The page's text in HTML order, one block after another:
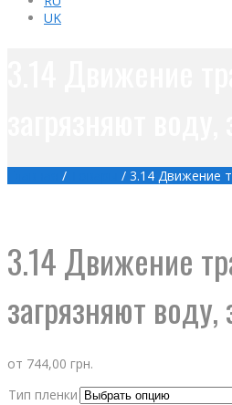
UK
/ / 3.14 Движение
3.14 Движение
загрязняют
от 744,00 грн.
Тип пленки